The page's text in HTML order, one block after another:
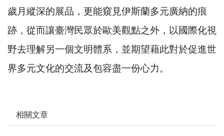
歲月縱深的展品，更能窺見伊斯蘭多元廣納的痕
跡，從而讓臺灣民眾於歐美觀點之外，以國際化視
野去理解另一個文明體系，並期望藉此對於促進世
界多元文化的交流及包容盡一份心力。
相關文章